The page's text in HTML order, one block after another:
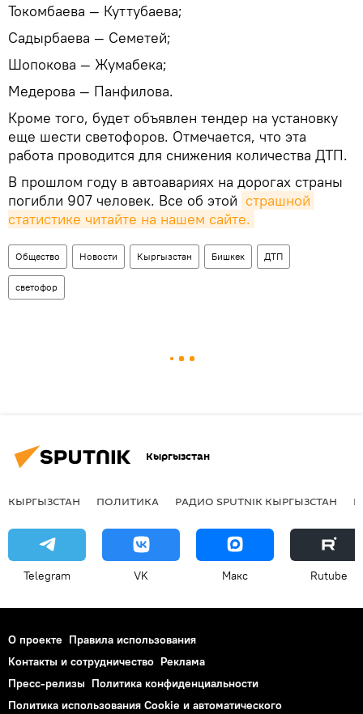
Токомбаева — Куттубаева;
Садырбаева — Семетей;
Шопокова — Жумабека;
Медерова — Панфилова.
Кроме того, будет объявлен тендер на установку
еще шести светофоров. Отмечается, что эта
работа проводится для снижения количества ДТП.
В прошлом году в автоавариях на дорогах страны
погибли 907 человек. Все об этой страшной
статистике читайте на нашем сайте.
Общество Новости Кыргызстан Бишкек ДТП
светофор
Кыргызстан
КЫРГЫЗСТАН ПОЛИТИКА РАДИО SPUTNIK КЫРГЫЗСТАН
Telegram VK Макс Rutube
О проекте Правила использования
Контакты и сотрудничество Реклама
Пресс-релизы Политика конфиденциальности
Политика использования Cookie и автоматического